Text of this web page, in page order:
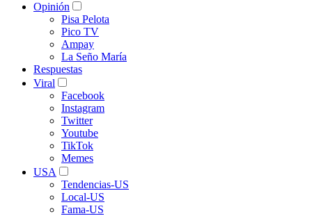
Opinión
Pisa Pelota
Pico TV
Ampay
La Seño María
Respuestas
Viral
Facebook
Instagram
Twitter
Youtube
TikTok
Memes
USA
Tendencias-US
Local-US
Fama-US